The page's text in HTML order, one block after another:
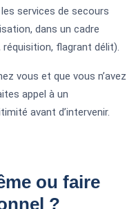
services de secours
dans un cadre
flagrant délit).
vous et que vous n’avez
appel à un
avant d’intervenir.
ou faire
?